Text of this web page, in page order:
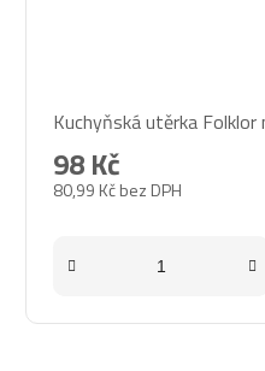
Kuchyňská utěrka
80,99 Kč bez DPH
98 Kč